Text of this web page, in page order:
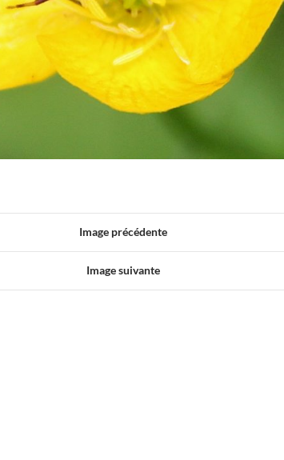
Image précédente
Image suivante